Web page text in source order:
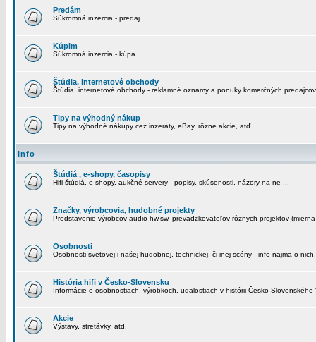
Predám
Súkromná inzercia - predaj
Kúpim
Súkromná inzercia - kúpa
Štúdia, internetové obchody
Štúdia, internetové obchody - reklamné oznamy a ponuky komerčných predajcov
Tipy na výhodný nákup
Tipy na výhodné nákupy cez inzeráty, eBay, rôzne akcie, atď ...
Info
Štúdiá , e-shopy, časopisy
Hifi štúdiá, e-shopy, aukčné servery - popisy, skúsenosti, názory na ne ...
Značky, výrobcovia, hudobné projekty
Predstavenie výrobcov audio hw,sw, prevadzkovateľov rôznych projektov
Osobnosti
Osobnosti svetovej i našej hudobnej, technickej, či inej scény - info najmä o
História hifi v Česko-Slovensku
Informácie o osobnostiach, výrobkoch, udalostiach v histórii Česko-Slovenského
Akcie
Výstavy, stretávky, atd.